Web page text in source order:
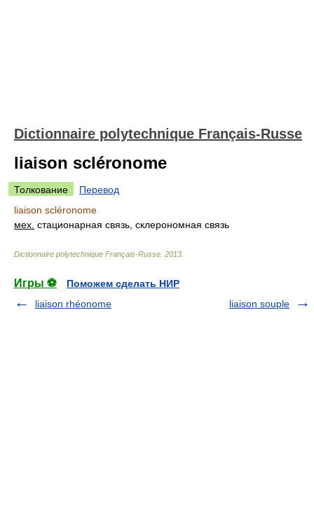
Dictionnaire polytechnique Français-Russe
liaison scléronome
Толкование
Перевод
liaison scléronome
мех. стационарная связь, склерономная связь
Dictionnaire polytechnique Français-Russe 2013
Игры ⚽
Поможем сделать НИР
liaison rhéonome
liaison souple